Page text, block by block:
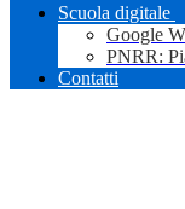
Scuola digitale
Google
PNRR:
Contatti